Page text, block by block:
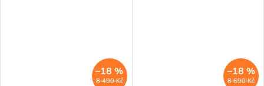
8 490 Kč
–18 %
8 690 Kč
–18 %